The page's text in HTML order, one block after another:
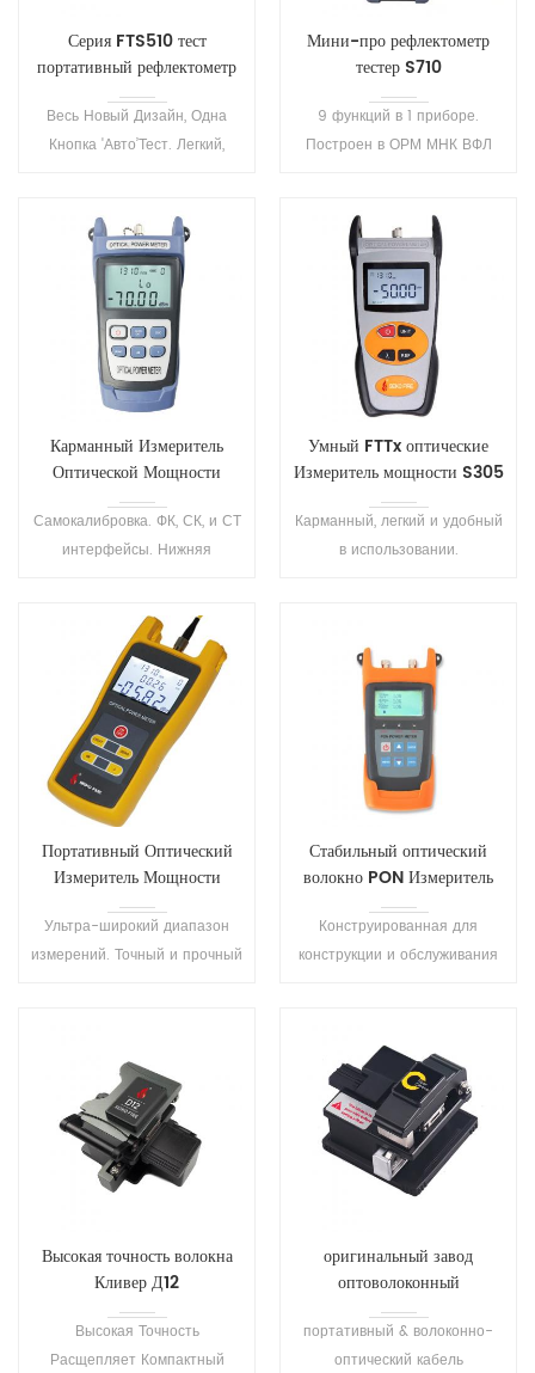
Серия FTS510 тест
портативный рефлектометр
набор
Весь Новый Дизайн, Одна
Кнопка 'Авто’Тест. Легкий,
серию портативных
рефлектометров набор теста
состоит из 8 моделей для
удовлетворения различных
тестовой среде.
Мини-про рефлектометр
тестер S710
9 функций в 1 приборе.
Построен в ОРМ МНК ВФЛ
последовательность
расстоянии трекер . Один
клик автоматическое
тестирование,
автоматическое сохранение
файлов, автоматического
анализа результатов
Карманный Измеритель
Оптической Мощности
С300
Самокалибровка. ФК, СК, и СТ
интерфейсы. Нижняя
длительным временем
ожидания .
Умный FTTx оптические
Измеритель мощности S305
Карманный, легкий и удобный
в использовании.
кабельного телевидения,
оптоволоконной лаборатории
тестирования етес.
Портативный Оптический
Измеритель Мощности
S308
Ультра-широкий диапазон
измерений. Точный и прочный
обслуживание волоконно-
оптической сети.
Стабильный оптический
волокно PON Измеритель
мощности S316
Конструированная для
конструкции и обслуживания
сетей PON сигналов
(1310/1490/1550нм) в любой
точке сети .
Высокая точность волокна
Кливер Д12
Высокая Точность
Расщепляет Компактный
оригинальный завод
оптоволоконный
скалыватель D3
портативный & волоконно-
оптический кабель